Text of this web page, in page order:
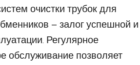
очистки трубок для
– залог успешной и
Регулярное
обслуживание позволяет